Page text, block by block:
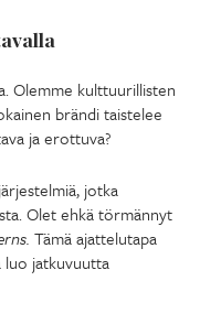
Olemme kulttuurillisten
brändi taistelee
ja erottuva?
jotka
Olet ehkä törmännyt
Tämä ajattelutapa
luo jatkuvuutta